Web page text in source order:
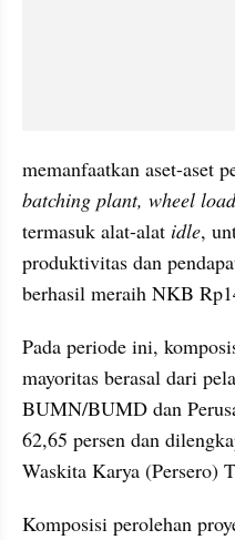
memanfaatkan aset-aset
batching plant, wheel
termasuk alat-alat idle,
produktivitas dan
berhasil meraih NKB
Pada periode ini,
mayoritas berasal dari
BUMN/BUMD dan
62,65 persen dan
Waskita Karya (Persero)
Komposisi perolehan